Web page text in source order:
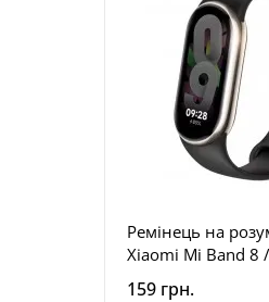
Ремінець на
Xiaomi Mi Band 8
159 грн.